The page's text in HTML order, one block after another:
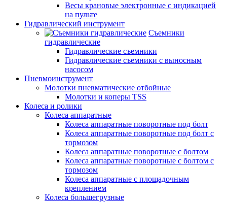
Весы крановые электронные с индикацией
на пульте
Гидравлический инструмент
Съемники
гидравлические
Гидравлические съемники
Гидравлические cъемники с выносным
насосом
Пневмоинструмент
Молотки пневматические отбойные
Молотки и коперы TSS
Колеса и ролики
Колеса аппаратные
Колеса аппаратные поворотные под болт
Колеса аппаратные поворотные под болт с
тормозом
Колеса аппаратные поворотные с болтом
Колеса аппаратные поворотные с болтом с
тормозом
Колеса аппаратные с площадочным
креплением
Колеса большегрузные